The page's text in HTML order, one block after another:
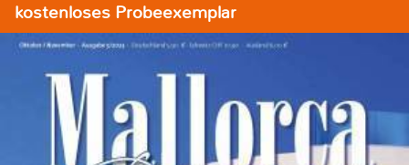
kostenloses Probeexemplar